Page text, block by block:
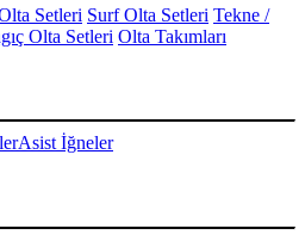
Setleri Surf Olta Setleri Tekne /
Olta Setleri Olta Takımları
Asist İğneler